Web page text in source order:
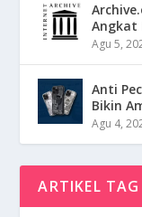
Angkat
Agu 5,
Anti
Bikin
Agu 4,
ARTIKEL TAG